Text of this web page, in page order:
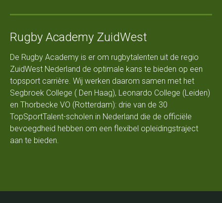
Rugby Academy ZuidWest
De Rugby Academy is er om rugbytalenten uit de regio
ZuidWest Nederland de optimale kans te bieden op een
topsport carrière. Wij werken daarom samen met het
Segbroek College ( Den Haag), Leonardo College (Leiden)
en Thorbecke VO (Rotterdam): drie van de 30
TopSportTalent-scholen in Nederland die de officiële
bevoegdheid hebben om een flexibel opleidingstraject
aan te bieden.